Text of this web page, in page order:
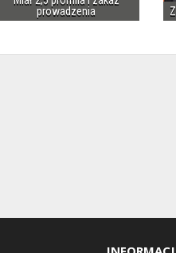
prowadzenia